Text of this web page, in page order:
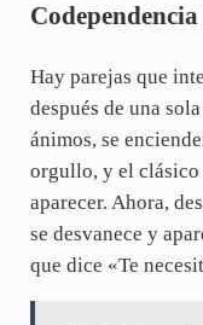
Hay parejas que
después de una
ánimos, se
orgullo, y el clásico
aparecer. Ahora,
se desvanece y
que dice «Te